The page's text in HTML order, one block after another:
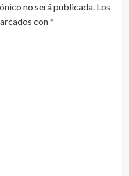
no será publicada. Los
con*